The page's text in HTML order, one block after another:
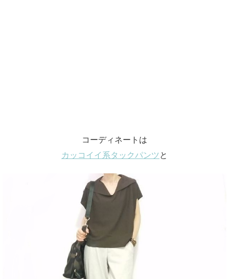
コーディネートは
カッコイイ系タックパンツ と